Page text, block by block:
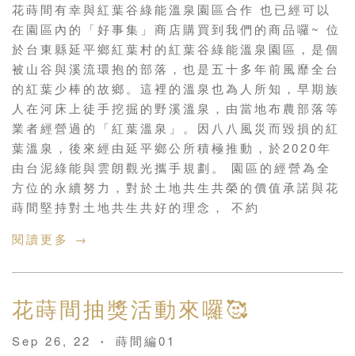
花蒔間有幸與紅葉谷綠能溫泉園區合作 也已經可以
在園區內的「好事集」商店購買到我們的商品囉~ 位
於台東縣延平鄉紅葉村的紅葉谷綠能溫泉園區，是個
被山谷與溪流環抱的部落，也是五十多年前風靡全台
的紅葉少棒的故鄉。這裡的溫泉也為人所知，早期族
人在河床上徒手挖掘的野溪溫泉，由當地布農部落等
業者經營過的「紅葉溫泉」。因八八風災而毀損的紅
葉溫泉，後來經由延平鄉公所積極推動，於2020年
由台泥綠能與雲朗觀光攜手規劃。 園區的經營為全
方位的永續努力，對於土地共生共榮的價值承諾與花
蒔間堅持對土地共生共好的理念， 不約
閱讀更多 →
花蒔間抽獎活動來囉🥰
Sep 26, 22 • 蒔間編01